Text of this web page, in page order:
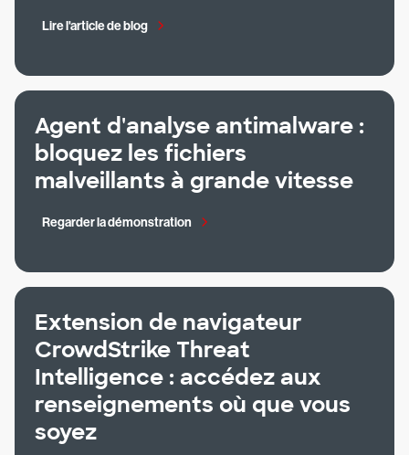
Lire l'article de blog
Agent d'analyse antimalware :
bloquez les fichiers
malveillants à grande vitesse
Regarder la démonstration
Extension de navigateur
CrowdStrike Threat
Intelligence : accédez aux
renseignements où que vous
soyez